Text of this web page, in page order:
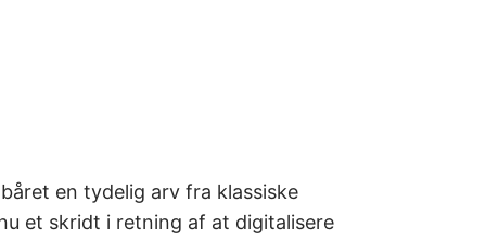
en tydelig arv fra klassiske
et skridt i retning af at digitalisere